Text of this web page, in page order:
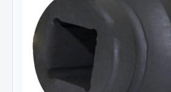
ЦЕПИ BOHU (Китай)
Изготовление цепей на колеса BOHU
QITONG
Весь раздел